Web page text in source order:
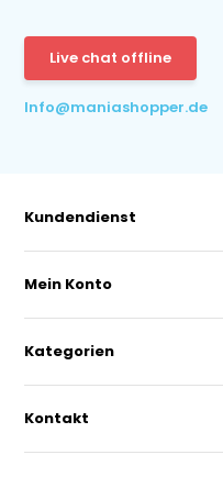
Live chat offline
Info@maniashopper.de
Kundendienst
Mein Konto
Kategorien
Kontakt